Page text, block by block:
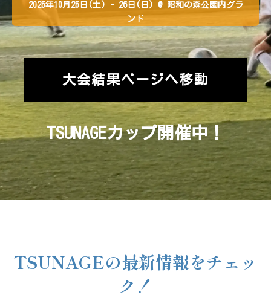
2025年10月25日(土) - 26日(日) @ 昭和の森公園内グラ
ンド
大会結果ページへ移動
TSUNAGEカップ開催中！
TSUNAGEの最新情報をチェッ
ク！